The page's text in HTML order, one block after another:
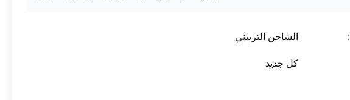
الشاحن التربيني
كل جديد